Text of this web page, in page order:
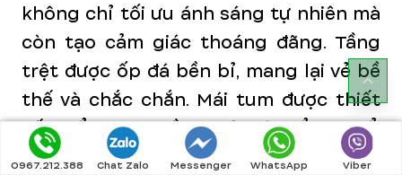
không chỉ tối ưu ánh sáng tự nhiên mà
còn tạo cảm giác thoáng đãng. Tầng
trệt được ốp đá bền bỉ, mang lại vẻ bề
thế và chắc chắn. Mái tum được thiết
kế thẩm mỹ, đồng bộ với tổng thể,
trong khi ban công các tầng được tận
0967.212.388 Chat Zalo Messenger WhatsApp Viber